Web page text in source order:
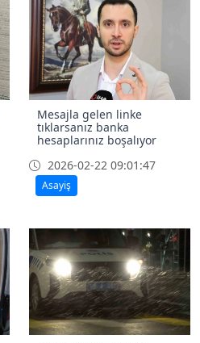
Mesajla gelen linke
tıklarsanız banka
hesaplarınız boşalıyor
2026-02-22 09:01:47
Asayiş